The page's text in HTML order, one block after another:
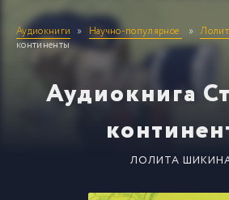
Аудиокниги Научно-популярное
континенты
Аудиокнига
ЛОЛИТА